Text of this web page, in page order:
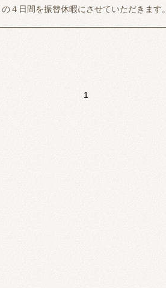
４日間を振替休暇にさせていただきます。
1